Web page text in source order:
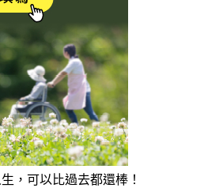
，可以比過去都還棒！